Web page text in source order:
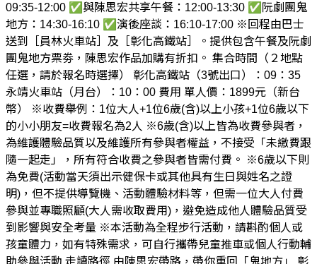
09:35-12:00 ✅與陳思宏共享午餐：12:00-13:30 ✅阮劇團鬼
地方：14:30-16:10 ✅演後座談：16:10-17:00 ※回程由巴士
送到［員林火車站］及［彰化高鐵站］。提供包含午餐及阮劇
團鬼地方票劵，陳思宏作品加購有折扣。 集合時間（２地點
任選，請於報名時選擇） 彰化高鐵站（3號出口）：09：35
永靖火車站（月台）：10：00 費用 單人價：1899元（新台
幣） ※收費舉例：1位大人+1位6歲(含)以上小孩+1位6歲以下
的小小朋友=收費報名為2人 ※6歲(含)以上皆為收費參與者，
為維護體驗品質以及維護所有參與者權益，不接受「未繳費跟
隨一起走」，所有符合收費之參與者皆需付費。 ※6歲以下則
為免費(活動當天須出示健保卡或其他具有生日與姓名之證
明)，但不提供導覽機、活動體驗材料等，但需一位大人付費
參與並專職照顧(大人需收取費用)，避免造成他人體驗品質受
到影響與安全考量 ※本活動為全程步行活動，請斟酌個人或
孩童體力，如有特殊需求，可自行攜帶兒童推車或個人行動輔